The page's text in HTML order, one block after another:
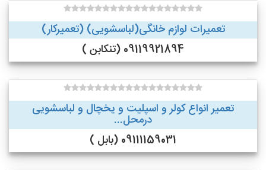
تعمیرات لوازم خانگی(لباسشویی) (تعمیرکار)
09119921894 (تنکابن )
تعمیر انواع کولر و اسپلیت و یخچال و لباسشویی
درمحل...
09111159031 (بابل )